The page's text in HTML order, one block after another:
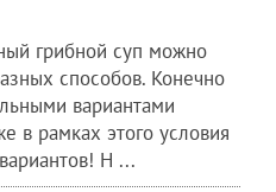
грибной суп можно
способов. Конечно
вариантами
в рамках этого условия
Н ...